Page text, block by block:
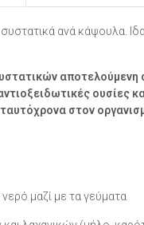
ανά κάψουλα.
αποτελούµενη
ουσίες
στον
μαζί με τα γεύματα